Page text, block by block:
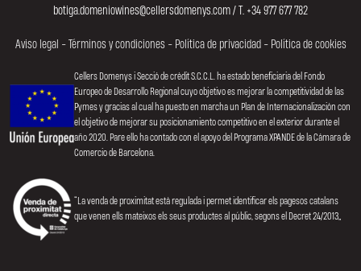
botiga.domeniowines@cellersdomenys.com / T. +34 977 677 782
Aviso legal -Términos y condiciones - Política de privacidad- Política de cookies
Cellers Domenys i Secció de crèdit S.C.C.L. ha estado beneficiaria del Fondo
Europeo de Desarrollo Regional cuyo objetivo es mejorar la competitividad de las
Pymes y gracias al cual ha puesto en marcha un Plan de Internacionalización con
el objetivo de mejorar su posicionamiento competitivo en el exterior durante el
año 2020. Pare ello ha contado con el apoyo del Programa XPANDE de la Cámara de
Comercio de Barcelona.
“La venda de proximitat està regulada i permet identificar els pagesos catalans
que venen ells mateixos els seus productes al públic, segons el Decret 24/2013”